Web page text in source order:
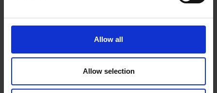
Allow all
Allow selection
To pytanie również jest ważne. Jeśli masz gotową bazę
klientów, skłonnych do zapisania dzieci na zajęcia w
danej lokalizacji, to znacząco ułatwiasz sobie start.
uczniom pozyskanym z pomocą znajomości możesz
szybciej rozkręcić szkołę językową, nawet jeśli inne